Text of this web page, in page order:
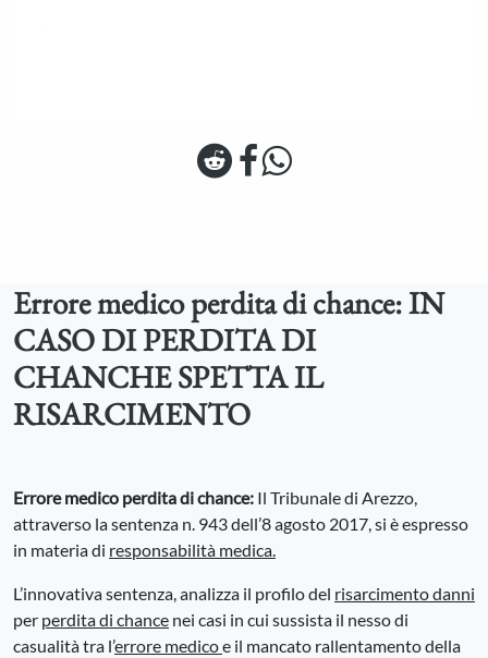
Errore medico perdita di chance: IN
CASO DI PERDITA DI
CHANCHE SPETTA IL
RISARCIMENTO
Errore medico perdita di chance: Il Tribunale di Arezzo,
attraverso la sentenza n. 943 dell’8 agosto 2017, si è espresso
in materia di responsabilità medica.
L’innovativa sentenza, analizza il profilo del risarcimento danni
per perdita di chance nei casi in cui sussista il nesso di
casualità tra l’errore medicoe il mancato rallentamento della